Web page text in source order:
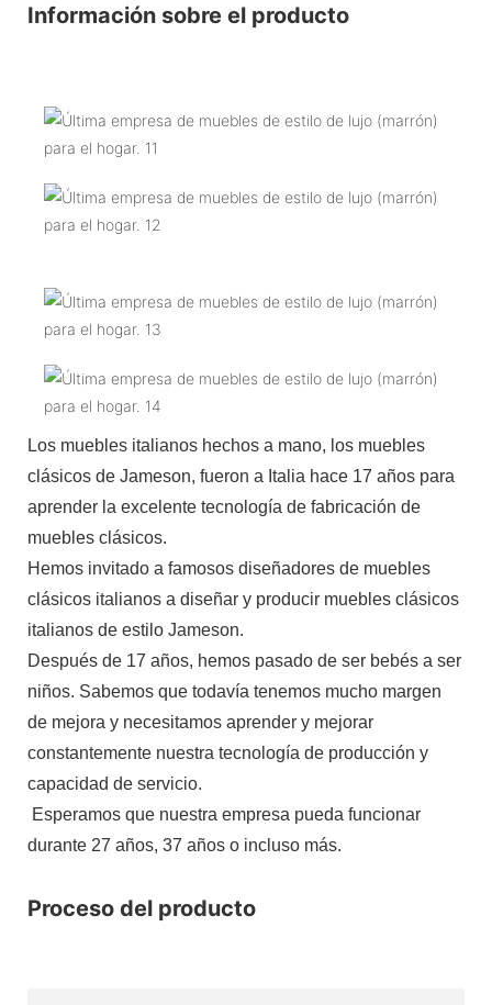
Información sobre el producto
Los muebles italianos hechos a mano, los muebles
clásicos de Jameson, fueron a Italia hace 17 años para
aprender la excelente tecnología de fabricación de
muebles clásicos.
Hemos invitado a famosos diseñadores de muebles
clásicos italianos a diseñar y producir muebles clásicos
italianos de estilo Jameson.
Después de 17 años, hemos pasado de ser bebés a ser
niños. Sabemos que todavía tenemos mucho margen
de mejora y necesitamos aprender y mejorar
constantemente nuestra tecnología de producción y
capacidad de servicio.
Esperamos que nuestra empresa pueda funcionar
durante 27 años, 37 años o incluso más.
Proceso del producto